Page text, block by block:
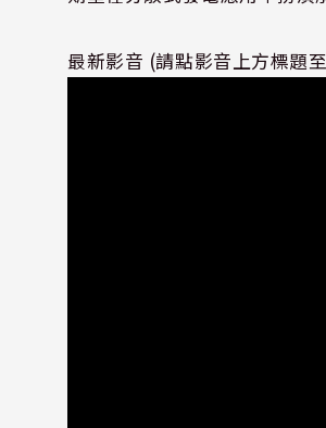
最新影音 (請點影音上方標題